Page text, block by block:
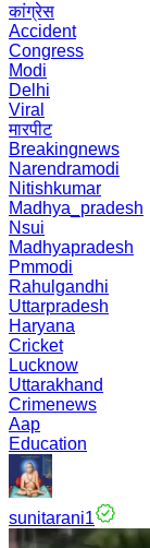
कांग्रेस
Accident
Congress
Modi
Delhi
Viral
मारपीट
Breakingnews
Narendramodi
Nitishkumar
Madhya_pradesh
Nsui
Madhyapradesh
Pmmodi
Rahulgandhi
Uttarpradesh
Haryana
Cricket
Lucknow
Uttarakhand
Crimenews
Aap
Education
sunitarani1